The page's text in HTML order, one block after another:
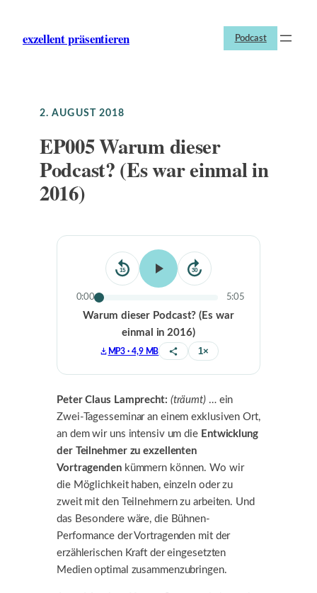
springen
exzellent präsentieren Podcast
2. AUGUST 2018
EP005 Warum dieser
Podcast? (Es war einmal in
2016)
15 30
0:00 5:05
Warum dieser Podcast? (Es war
einmal in 2016)
MP3 · 4,9 MB Teilen 1×
Peter Claus Lamprecht: (träumt)… ein
Zwei-Tagesseminar an einem exklusiven Ort,
an dem wir uns intensiv um die Entwicklung
der Teilnehmer zu exzellenten
Vortragendenkümmern können. Wo wir
die Möglichkeit haben, einzeln oder zu
zweit mit den Teilnehmern zu arbeiten. Und
das Besondere wäre, die Bühnen-
Performance der Vortragenden mit der
erzählerischen Kraft der eingesetzten
Medien optimal zusammenzubringen.